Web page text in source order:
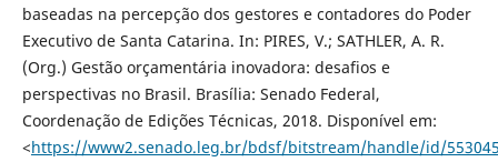
baseadas na percepção dos gestores e contadores do Poder
Executivo de Santa Catarina. In: PIRES, V.; SATHLER, A. R.
(Org.) Gestão orçamentária inovadora: desafios e
perspectivas no Brasil. Brasília: Senado Federal,
Coordenação de Edições Técnicas, 2018. Disponível em:
<https://www2.senado.leg.br/bdsf/bitstream/handle/id/